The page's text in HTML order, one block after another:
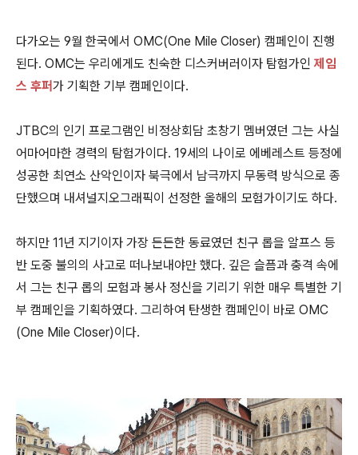
다가오는 9월 한국에서 OMC(One Mile Closer) 캠페인이 진행
된다. OMC는 우리에게도 친숙한 디스커버러이자 탐험가인 제임
스 후퍼가 기획한 기부 캠페인이다.
JTBC의 인기 프로그램인 비정상회담 초창기 멤버였던 그는 사실
어마어마한 경력의 탐험가이다. 19세의 나이로 에베레스트 등정에
성공한 최연소 산악인이자 북극에서 남극까지 무동력 방식으로 종
단했으며 내셔널지오그래픽이 선정한 올해의 모험가이기도 하다.
하지만 11년 지기이자 가장 든든한 동료였던 친구 롭을 알프스 등
반 도중 불의의 사고로 떠나보내야만 했다. 깊은 슬픔과 충격 속에
서 그는 친구 롭의 모험과 봉사 정신을 기리기 위한 매우 특별한 기
부 캠페인을 기획하였다. 그리하여 탄생한 캠페인이 바로 OMC
(One Mile Closer)이다.